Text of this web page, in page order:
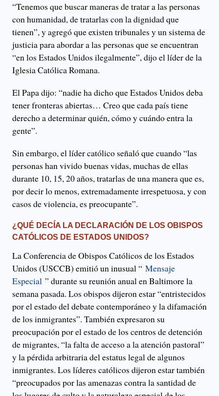
“Tenemos que buscar maneras de tratar a las personas
con humanidad, de tratarlas con la dignidad que
tienen”, y agregó que existen tribunales y un sistema de
justicia para abordar a las personas que se encuentran
“en los Estados Unidos ilegalmente”, dijo el líder de la
Iglesia Católica Romana.
El Papa dijo: “nadie ha dicho que Estados Unidos deba
tener fronteras abiertas… Creo que cada país tiene
derecho a determinar quién, cómo y cuándo entra la
gente”.
Sin embargo, el líder católico señaló que cuando “las
personas han vivido buenas vidas, muchas de ellas
durante 10, 15, 20 años, tratarlas de una manera que es,
por decir lo menos, extremadamente irrespetuosa, y con
casos de violencia, es preocupante”.
¿QUÉ DECÍA LA DECLARACIÓN DE LOS OBISPOS
CATÓLICOS DE ESTADOS UNIDOS?
La Conferencia de Obispos Católicos de los Estados
Unidos (USCCB) emitió un inusual “ Mensaje
Especial ” durante su reunión anual en Baltimore la
semana pasada. Los obispos dijeron estar “entristecidos
por el estado del debate contemporáneo y la difamación
de los inmigrantes”. También expresaron su
preocupación por el estado de los centros de detención
de migrantes, “la falta de acceso a la atención pastoral”
y la pérdida arbitraria del estatus legal de algunos
inmigrantes. Los líderes católicos dijeron estar también
“preocupados por las amenazas contra la santidad de